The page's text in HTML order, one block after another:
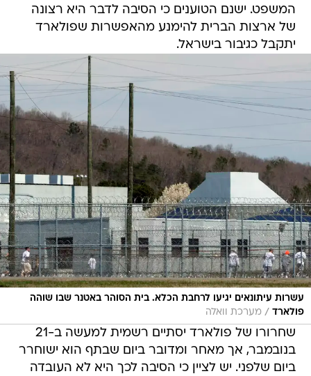
המשפט. ישנם הטוענים כי הסיבה לדבר היא רצונה
של ארצות הברית להימנע מהאפשרות שפולארד
יתקבל כגיבור בישראל.
עשרות עיתונאים יגיעו לרחבת הכלא. בית הסוהר באטנר שבו שוהה
פולארד / מערכת וואלה
שחרורו של פולארד יסתיים רשמית למעשה ב-21
בנובמבר, אך מאחר ומדובר ביום שבתף הוא ישוחרר
ביום שלפני. יש לציין כי הסיבה לכך היא לא העובדה